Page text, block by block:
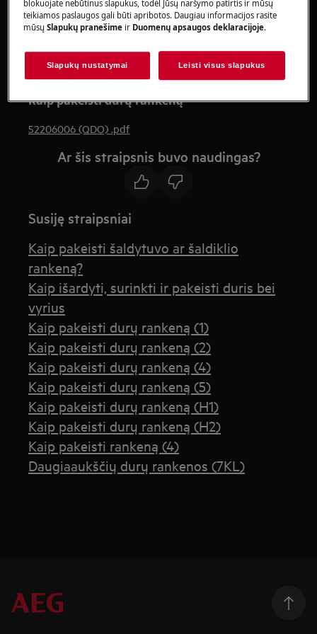
avalynę.
neprofesionalus remontas gali turėti saugos
pasekmių
Kaip pakeisti durų rankeną
52206006 (QDO) .pdf
Ar šis straipsnis buvo naudingas?
Susiję straipsniai
Kaip pakeisti šaldytuvo ar šaldiklio
rankeną?
Kaip išardyti, surinkti ir pakeisti duris bei
vyrius
Kaip pakeisti durų rankeną (1)
Kaip pakeisti durų rankeną (2)
Kaip pakeisti durų rankeną (4)
Kaip pakeisti durų rankeną (5)
Kaip pakeisti durų rankeną (H1)
Kaip pakeisti durų rankeną (H2)
Kaip pakeisti rankeną (4)
Daugiaaukščių durų rankenos (7KL)
blokuojate nebūtinus slapukus, todėl Jūsų naršymo patirtis ir mūsų
teikiamos paslaugos gali būti apribotos. Daugiau informacijos rasite
mūsųSlapukų pranešime ir Duomenų apsaugos deklaracijoje.
Slapukų nustatymai Leisti visus slapukus